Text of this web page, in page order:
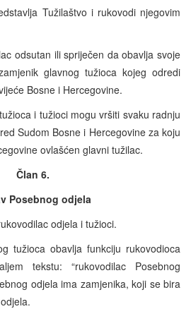
Tužilaštvo i rukovodi njegovim
ili spriječen da obavlja svoje
glavnog tužioca kojeg odredi
Bosne i Hercegovine.
i tužioci mogu vršiti svaku radnju
Sudom Bosne i Hercegovine za koju
ovlašćen glavni tužilac.
Član 6.
Posebnog odjela
odjela i tužioci.
obavlja funkciju rukovodioca
tekstu: “rukovodilac Posebnog
odjela ima zamjenika, koji se bira